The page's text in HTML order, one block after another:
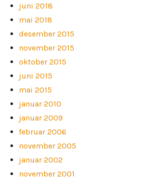
juni 2018
mai 2018
desember 2015
november 2015
oktober 2015
juni 2015
mai 2015
januar 2010
januar 2009
februar 2006
november 2005
januar 2002
november 2001